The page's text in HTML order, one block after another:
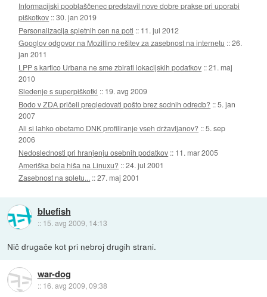
Informacijski pooblaščenec predstavil nove dobre prakse pri uporabi
piškotkov ::30. jan 2019
Personalizacija spletnih cen na poti :: 11. jul 2012
Googlov odgovor na Mozillino rešitev za zasebnost na internetu ::26.
jan 2011
LPP s kartico Urbana ne sme zbirati lokacijskih podatkov ::21. maj
2010
Sledenje s superpiškotki :: 19. avg 2009
Bodo v ZDA pričeli pregledovati pošto brez sodnih odredb? ::5. jan
2007
Ali si lahko obetamo DNK profiliranje vseh državljanov? ::5. sep
2006
Nedoslednosti pri hranjenju osebnih podatkov :: 11. mar 2005
Ameriška bela hiša na Linuxu? ::24. jul 2001
Zasebnost na spletu... ::27. maj 2001
bluefish
:: 15. avg 2009, 14:13
Nič drugače kot pri nebroj drugih strani.
war-dog
:: 16. avg 2009, 09:38